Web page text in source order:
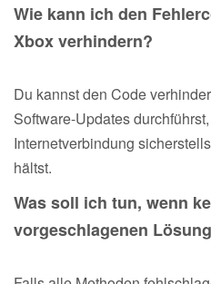
Wie kann ich den
Xbox verhindern?
Du kannst den Code
Software-Updates
Internetverbindung
hältst.
Was soll ich tun, wenn
vorgeschlagenen